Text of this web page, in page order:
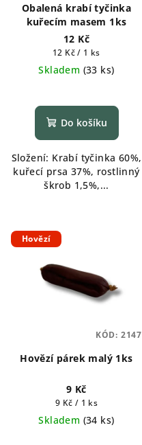
Obalená krabí tyčinka
kuřecím masem 1ks
12 Kč
Měrná
cena:
12 Kč / 1 ks
Skladem (33 ks)
Do košíku
Složení: Krabí tyčinka 60%,
kuřecí prsa 37%, rostlinný
škrob 1,5%,...
Hovězí
Hovězí párek malý 1ks
9 Kč
Měrná
cena:
9 Kč / 1 ks
Skladem (34 ks)
KÓD: 2147